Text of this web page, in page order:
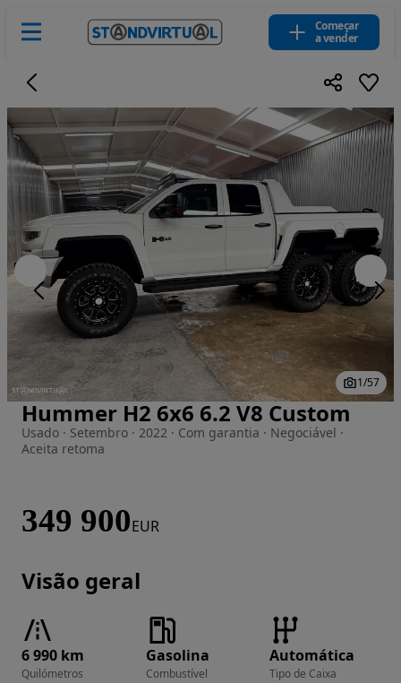
Começar
a vender
Imagem 1 de 57
1/57
Hummer H2 6x6 6.2 V8 Custom
Usado · Setembro · 2022 · Com garantia · Negociável ·
Aceita retoma
349 900EUR
Visão geral
6 990 km
Quilómetros
Gasolina
Combustível
Automática
Tipo de Caixa